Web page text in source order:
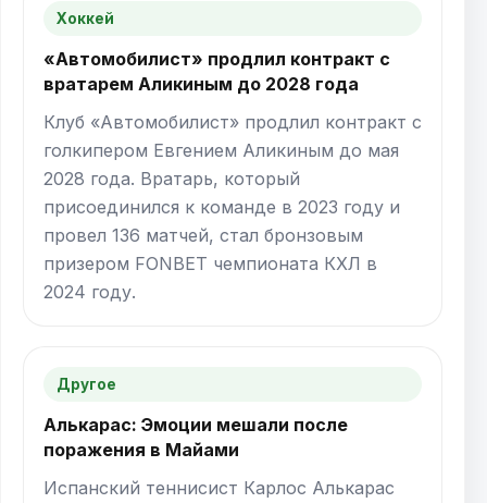
Хоккей
«Автомобилист» продлил контракт с
вратарем Аликиным до 2028 года
Клуб «Автомобилист» продлил контракт с
голкипером Евгением Аликиным до мая
2028 года. Вратарь, который
присоединился к команде в 2023 году и
провел 136 матчей, стал бронзовым
призером FONBET чемпионата КХЛ в
2024 году.
Другое
Алькарас: Эмоции мешали после
поражения в Майами
Испанский теннисист Карлос Алькарас